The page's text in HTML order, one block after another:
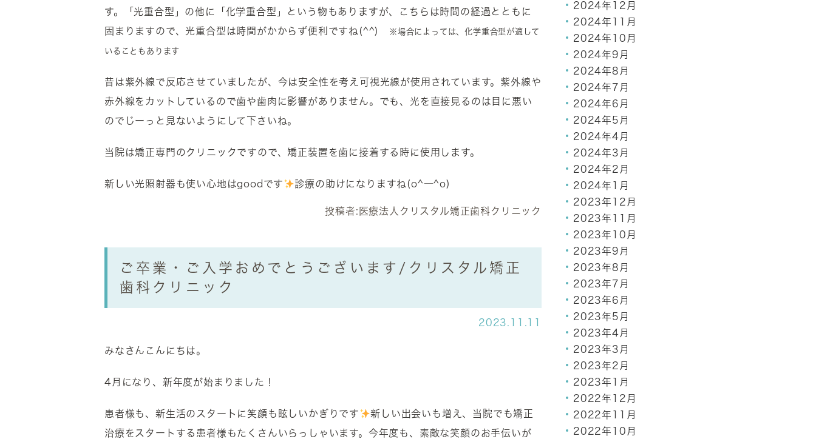
す。「光重合型」の他に「化学重合型」という物もありますが、こちらは時間の経過とともに
固まりますので、光重合型は時間がかからず便利ですね(^^)
※場合によっては、化学重合型が適して
いることもあります
昔は紫外線で反応させていましたが、今は安全性を考え可視光線が使用されています。紫外線や
赤外線をカットしているので歯や歯肉に影響がありません。でも、光を直接見るのは目に悪い
のでじーっと見ないようにして下さいね。
当院は矯正専門のクリニックですので、矯正装置を歯に接着する時に使用します。
新しい光照射器も使い心地はgoodです 診療の助けになりますね(o^―^o)
投稿者: 医療法人クリスタル矯正歯科クリニック
ご卒業・ご入学おめでとうございます/クリスタル矯正
歯科クリニック
2023.11.11
みなさんこんにちは。
4月になり、新年度が始まりました！
患者様も、新生活のスタートに笑顔も眩しいかぎりです
新しい出会いも増え、当院でも矯正
治療をスタートする患者様もたくさんいらっしゃいます。今年度も、素敵な笑顔のお手伝いが
2024年12月
2024年11月
2024年10月
2024年9月
2024年8月
2024年7月
2024年6月
2024年5月
2024年4月
2024年3月
2024年2月
2024年1月
2023年12月
2023年11月
2023年10月
2023年9月
2023年8月
2023年7月
2023年6月
2023年5月
2023年4月
2023年3月
2023年2月
2023年1月
2022年12月
2022年11月
2022年10月